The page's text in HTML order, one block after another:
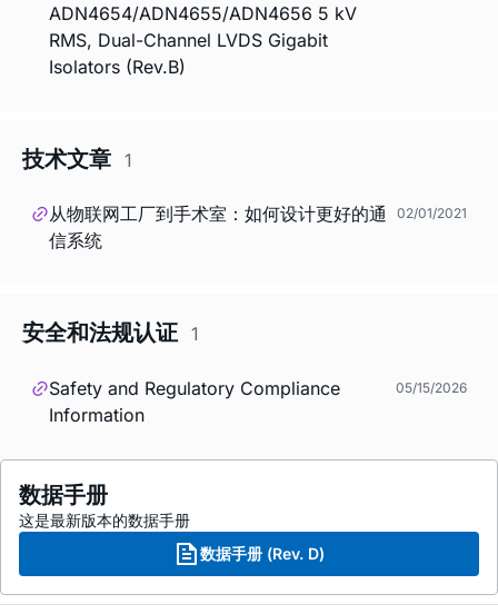
ADN4654/ADN4655/ADN4656 5 kV
RMS, Dual-Channel LVDS Gigabit
Isolators (Rev.B)
技术文章 1
从物联网工厂到手术室：如何设计更好的通
信系统
02/01/2021
安全和法规认证 1
Safety and Regulatory Compliance
Information
05/15/2026
数据手册
这是最新版本的数据手册
数据手册 (Rev. D)